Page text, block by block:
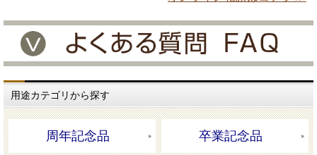
用途カテゴリから探す
周年記念品 卒業記念品